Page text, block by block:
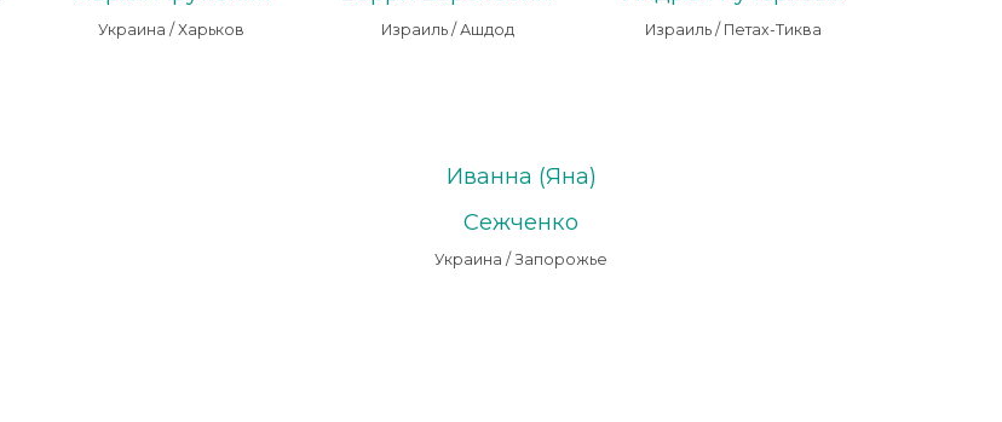
Украина / Харьков Израиль / Ашдод Израиль / Петах-Тиква
Иванна (Яна)
Сежченко
Украина / Запорожье